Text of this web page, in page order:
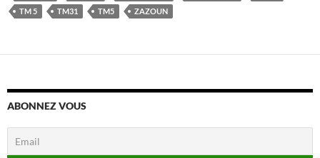
TM 5
TM31 TM5 ZAZOUN
ABONNEZ VOUS